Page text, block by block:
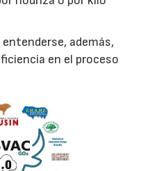
además,
en el proceso